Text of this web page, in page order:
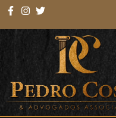
conteúdo